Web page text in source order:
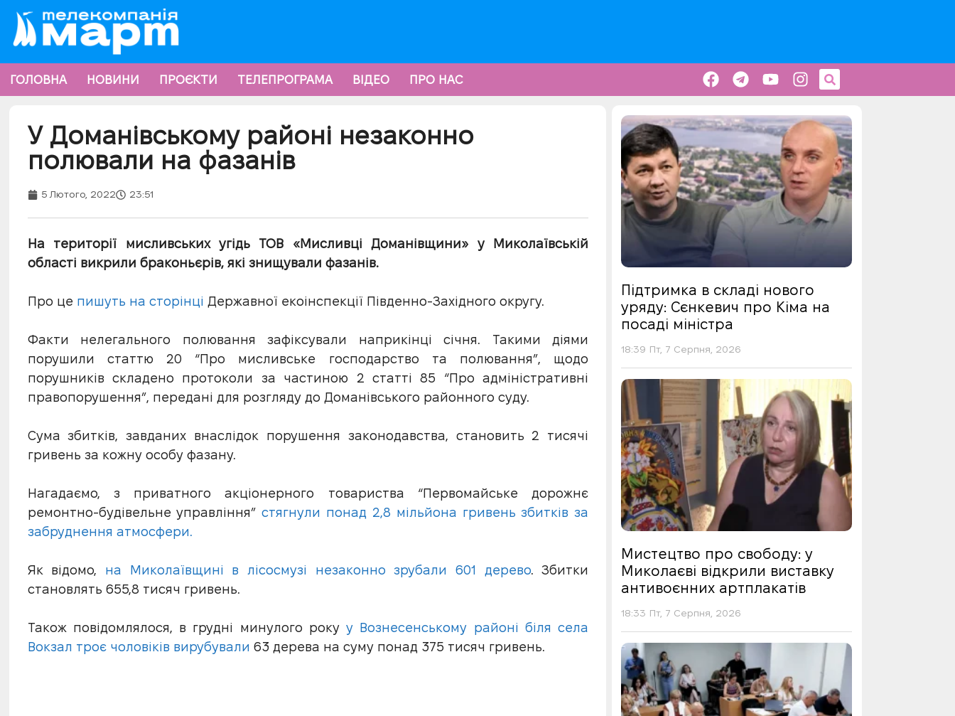
ГОЛОВНА НОВИНИ ПРОЄКТИ ТЕЛЕПРОГРАМА ВІДЕО ПРО НАС
У Доманівському районі незаконно
полювали на фазанів
5 Лютого, 2022 23:51
На території мисливських угідь ТОВ «Мисливці Доманівщини» у Миколаївській
області викрили браконьєрів, які знищували фазанів.
Про це пишуть на сторінці Державної екоінспекції Південно-Західного округу.
Факти нелегального полювання зафіксували наприкінці січня. Такими діями
порушили статтю 20 “Про мисливське господарство та полювання”, щодо
порушників складено протоколи за частиною 2 статті 85 “Про адміністративні
правопорушення”, передані для розгляду до Доманівського районного суду.
Сума збитків, завданих внаслідок порушення законодавства, становить 2 тисячі
гривень за кожну особу фазану.
Нагадаємо, з приватного акціонерного товариства “Первомайське дорожнє
ремонтно-будівельне управління”стягнули понад 2,8 мільйона гривень збитків за
забруднення атмосфери.
Як відомо, на Миколаївщині в лісосмузі незаконно зрубали 601 дерево. Збитки
становлять 655,8 тисяч гривень.
Також повідомлялося, в грудні минулого рокуу Вознесенському районі біля села
Вокзал троє чоловіків вирубували 63 дерева на суму понад 375 тисяч гривень.
Підтримка в складі нового
уряду: Сєнкевич про Кіма на
посаді міністра
18:39 Пт, 7 Серпня, 2026
Мистецтво про свободу: у
Миколаєві відкрили виставку
антивоєнних артплакатів
18:33 Пт, 7 Серпня, 2026